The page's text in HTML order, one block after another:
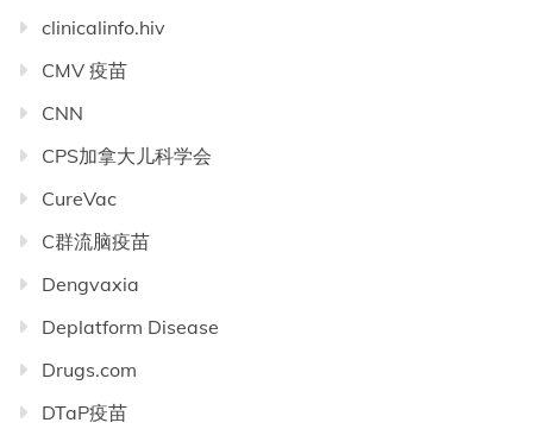
clinicalinfo.hiv
CMV 疫苗
CNN
CPS加拿大儿科学会
CureVac
C群流脑疫苗
Dengvaxia
Deplatform Disease
Drugs.com
DTaP疫苗